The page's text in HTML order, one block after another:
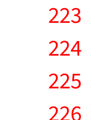
223
224
225